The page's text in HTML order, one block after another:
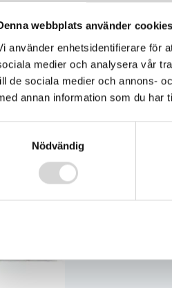
webbplats använder
använder enhetsidentifierare för
medier och analysera vår
de sociala medier och annons-
annan information som du har
Nödvändig
6in x H 4in
-50%
509 Sinister X7
2
1 000
1